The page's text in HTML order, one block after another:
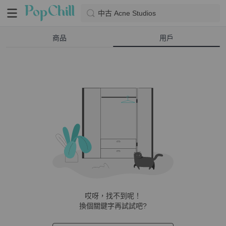
中古 Acne Studios
商品 用戶
哎呀，找不到呢！
換個關鍵字再試試吧?